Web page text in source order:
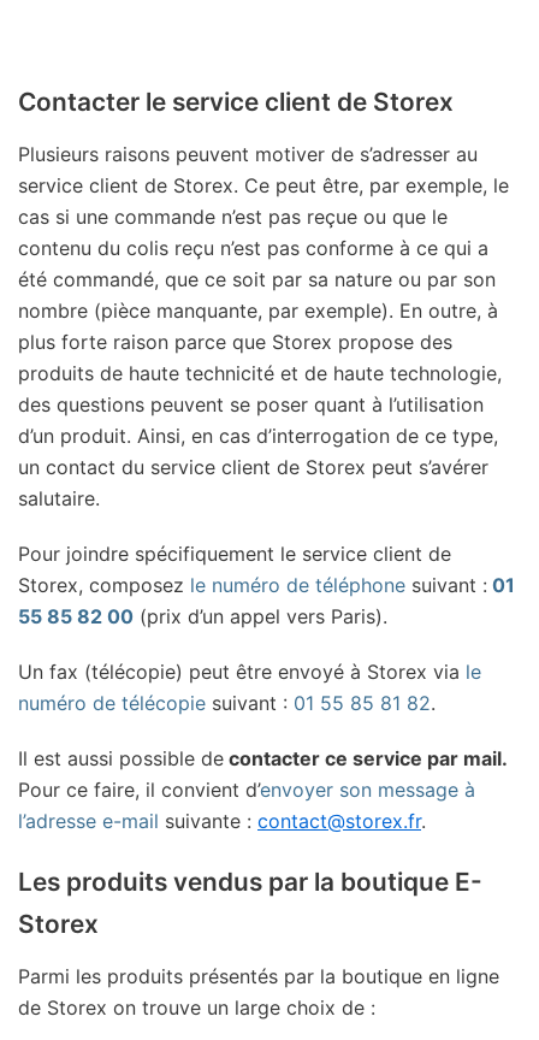
Contacter le service client de Storex
Plusieurs raisons peuvent motiver de s’adresser au
service client de Storex. Ce peut être, par exemple, le
cas si une commande n’est pas reçue ou que le
contenu du colis reçu n’est pas conforme à ce qui a
été commandé, que ce soit par sa nature ou par son
nombre (pièce manquante, par exemple). En outre, à
plus forte raison parce que Storex propose des
produits de haute technicité et de haute technologie,
des questions peuvent se poser quant à l’utilisation
d’un produit. Ainsi, en cas d’interrogation de ce type,
un contact du service client de Storex peut s’avérer
salutaire.
Pour joindre spécifiquement le service client de
Storex, composez le numéro de téléphone suivant : 01
55 85 82 00 (prix d’un appel vers Paris).
Un fax (télécopie) peut être envoyé à Storex via le
numéro de télécopie suivant : 01 55 85 81 82.
Il est aussi possible de contacter ce service par mail.
Pour ce faire, il convient d’envoyer son message à
l’adresse e-mail suivante : contact@storex.fr.
Les produits vendus par la boutique E-
Storex
Parmi les produits présentés par la boutique en ligne
de Storex on trouve un large choix de :